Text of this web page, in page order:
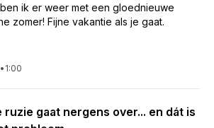
ik er weer met een gloednieuwe
zomer! Fijne vakantie als je gaat.
• 1:00
ruzie gaat nergens over... en dát is